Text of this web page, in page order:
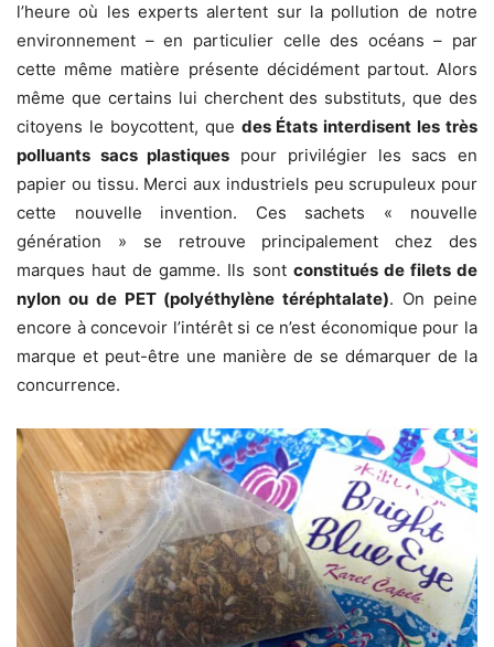
l’heure où les experts alertent sur la pollution de notre
environnement – en particulier celle des océans – par
cette même matière présente décidément partout. Alors
même que certains lui cherchent des substituts, que des
citoyens le boycottent, que des États interdisent les très
polluants sacs plastiques pour privilégier les sacs en
papier ou tissu. Merci aux industriels peu scrupuleux pour
cette nouvelle invention. Ces sachets « nouvelle
génération » se retrouve principalement chez des
marques haut de gamme. Ils sont constitués de filets de
nylon ou de PET (polyéthylène téréphtalate). On peine
encore à concevoir l’intérêt si ce n’est économique pour la
marque et peut-être une manière de se démarquer de la
concurrence.